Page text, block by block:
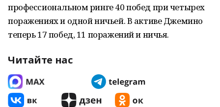
профессиональном ринге 40 побед при четырех
поражениях и одной ничьей. В активе Джемино
теперь 17 побед, 11 поражений и ничья.
Читайте нас